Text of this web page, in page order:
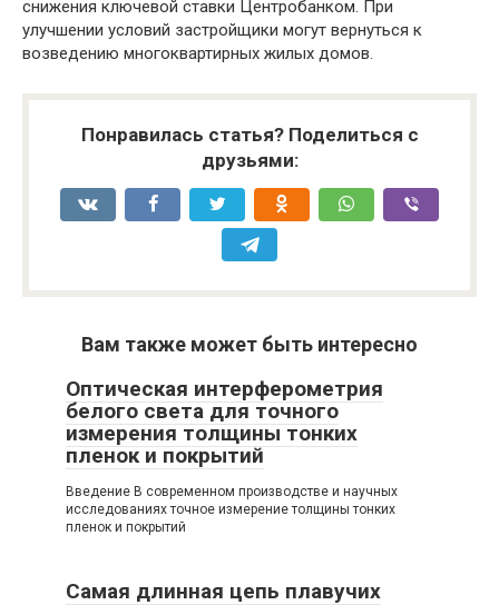
снижения ключевой ставки Центробанком. При
улучшении условий застройщики могут вернуться к
возведению многоквартирных жилых домов.
Понравилась статья? Поделиться с
друзьями:
Вам также может быть интересно
Оптическая интерферометрия
белого света для точного
измерения толщины тонких
пленок и покрытий
Введение В современном производстве и научных
исследованиях точное измерение толщины тонких
пленок и покрытий
Самая длинная цепь плавучих